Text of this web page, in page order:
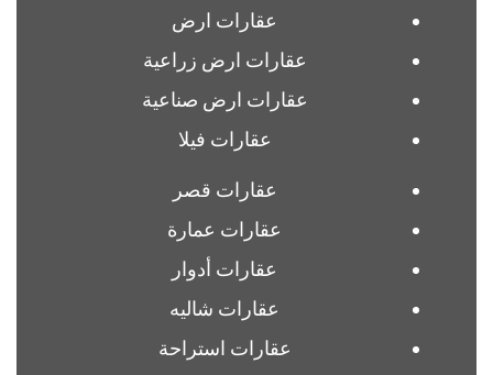
عقارات ارض
عقارات ارض زراعية
عقارات ارض صناعية
عقارات فيلا
عقارات قصر
عقارات عمارة
عقارات أدوار
عقارات شاليه
عقارات استراحة